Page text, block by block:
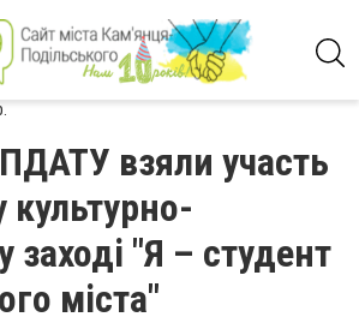
взяли участь
культурно-
заході "Я – студент
міста"